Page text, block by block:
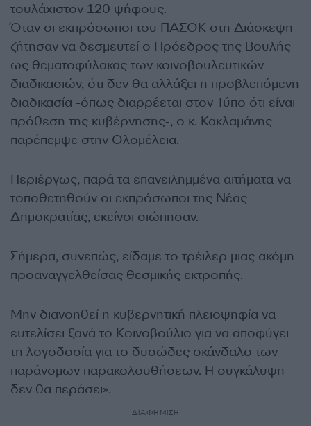
τουλάχιστον 120 ψήφους.
Όταν οι εκπρόσωποι του ΠΑΣΟΚ στη Διάσκεψη
ζήτησαν να δεσμευτεί ο Πρόεδρος της Βουλής
ως θεματοφύλακας των κοινοβουλευτικών
διαδικασιών, ότι δεν θα αλλάξει η προβλεπόμενη
διαδικασία -όπως διαρρέεται στον Τύπο ότι είναι
πρόθεση της κυβέρνησης-, ο κ. Κακλαμάνης
παρέπεμψε στην Ολομέλεια.
Περιέργως, παρά τα επανειλημμένα αιτήματα να
τοποθετηθούν οι εκπρόσωποι της Νέας
Δημοκρατίας, εκείνοι σιώπησαν.
Σήμερα, συνεπώς, είδαμε το τρέιλερ μιας ακόμη
προαναγγελθείσας θεσμικής εκτροπής.
Μην διανοηθεί η κυβερνητική πλειοψηφία να
ευτελίσει ξανά το Κοινοβούλιο για να αποφύγει
τη λογοδοσία για το δυσώδες σκάνδαλο των
παράνομων παρακολουθήσεων. Η συγκάλυψη
δεν θα περάσει».
ΔΙΑΦΗΜΙΣΗ